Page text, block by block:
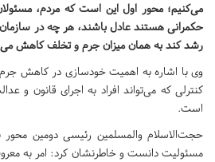
می‌کنیم؛ محور اول این است که مردم،
حکمرانی هستند عادل باشند، هر چه در
رشد کند به همان میزان جرم و تخلف کاهش
وی با اشاره به اهمیت خودسازی در کاهش
کنترلی که می‌تواند افراد به اجرای قانون و
است.
حجت‌الاسلام والمسلمین رئیسی دومین
مسئولیت دانست و خاطرنشان کرد: امر به